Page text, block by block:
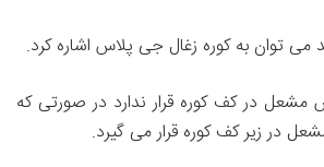
توان به کوره زغال جی‌ پلاس اشاره کرد.
مشعل در کف کوره قرار ندارد در صورتی که
در زیر کف کوره قرار می گیرد.